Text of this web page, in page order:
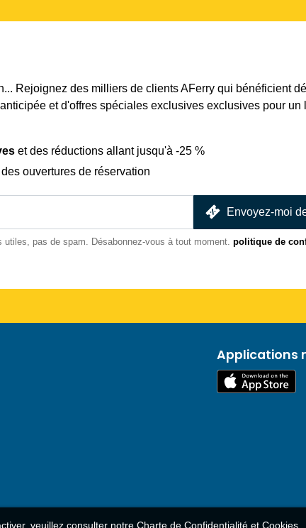
Rejoignez des milliers de clients AFerry qui bénéficient
et d'offres spéciales exclusives exclusives pour un
et des réductions allant jusqu'à -25 %
des ouvertures de réservation
Envoyez-moi
pas de spam. Désabonnez-vous à tout moment. politique de
Applications
veuillez consulter notre Charte de Confidentialité et Cookies.